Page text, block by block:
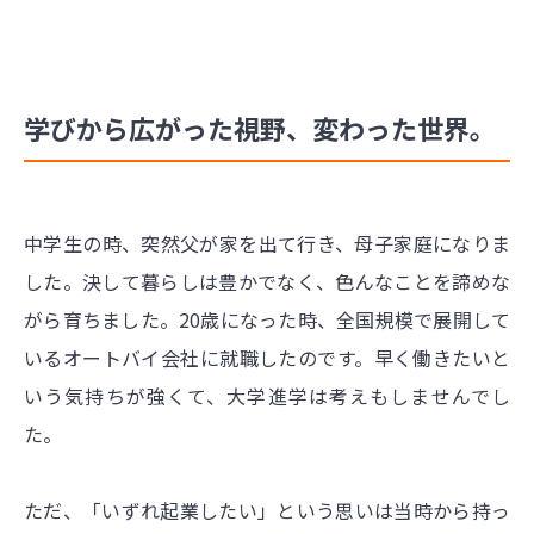
学びから広がった視野、変わった世界。
中学生の時、突然父が家を出て行き、母子家庭になりま
した。決して暮らしは豊かでなく、色んなことを諦めな
がら育ちました。20歳になった時、全国規模で展開して
いるオートバイ会社に就職したのです。早く働きたいと
いう気持ちが強くて、大学進学は考えもしませんでし
た。
ただ、「いずれ起業したい」という思いは当時から持っ